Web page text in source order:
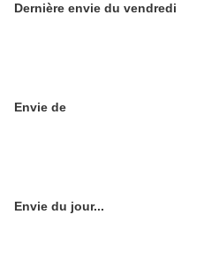
Dernière envie du vendredi
Envie de
Envie du jour...